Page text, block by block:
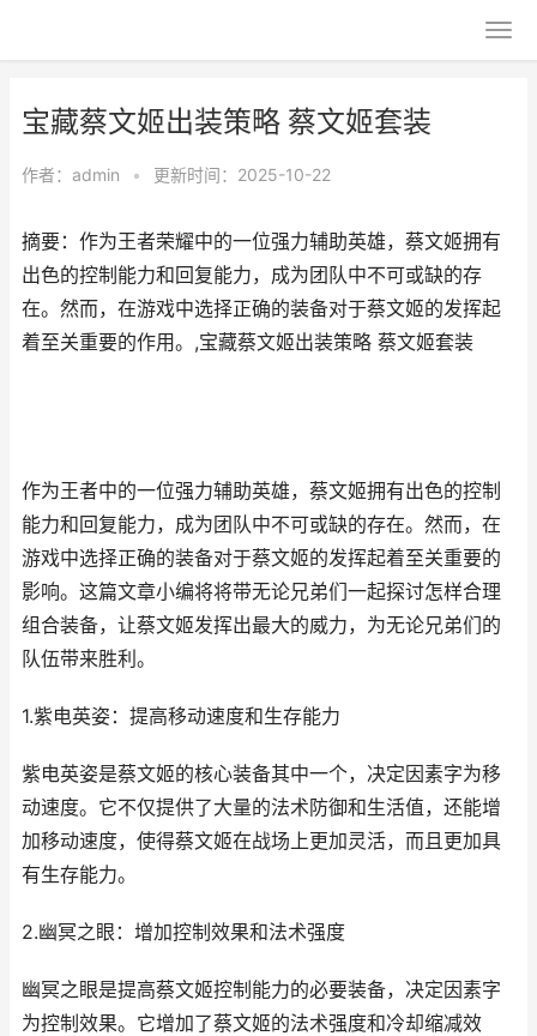
宝藏蔡文姬出装策略 蔡文姬套装
作者： admin • 更新时间：2025-10-22
摘要：作为王者荣耀中的一位强力辅助英雄，蔡文姬拥有
出色的控制能力和回复能力，成为团队中不可或缺的存
在。然而，在游戏中选择正确的装备对于蔡文姬的发挥起
着至关重要的作用。,宝藏蔡文姬出装策略 蔡文姬套装
作为王者中的一位强力辅助英雄，蔡文姬拥有出色的控制
能力和回复能力，成为团队中不可或缺的存在。然而，在
游戏中选择正确的装备对于蔡文姬的发挥起着至关重要的
影响。这篇文章小编将将带无论兄弟们一起探讨怎样合理
组合装备，让蔡文姬发挥出最大的威力，为无论兄弟们的
队伍带来胜利。
1.紫电英姿：提高移动速度和生存能力
紫电英姿是蔡文姬的核心装备其中一个，决定因素字为移
动速度。它不仅提供了大量的法术防御和生活值，还能增
加移动速度，使得蔡文姬在战场上更加灵活，而且更加具
有生存能力。
2.幽冥之眼：增加控制效果和法术强度
幽冥之眼是提高蔡文姬控制能力的必要装备，决定因素字
为控制效果。它增加了蔡文姬的法术强度和冷却缩减效